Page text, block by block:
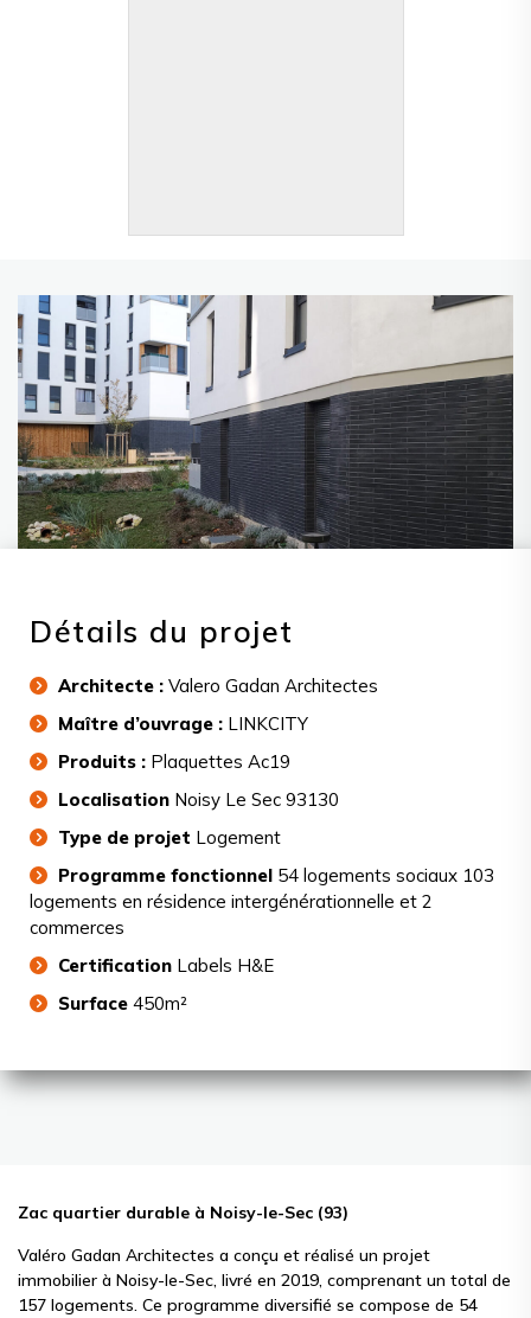
Détails du projet
Architecte : Valero Gadan Architectes
Maître d’ouvrage : LINKCITY
Produits : Plaquettes Ac19
Localisation Noisy Le Sec 93130
Type de projet Logement
Programme fonctionnel 54 logements sociaux 103
logements en résidence intergénérationnelle et 2
commerces
Certification Labels H&E
Surface 450m²
Zac quartier durable à Noisy-le-Sec (93)
Valéro Gadan Architectes a conçu et réalisé un projet
immobilier à Noisy-le-Sec, livré en 2019, comprenant un total de
157 logements. Ce programme diversifié se compose de 54